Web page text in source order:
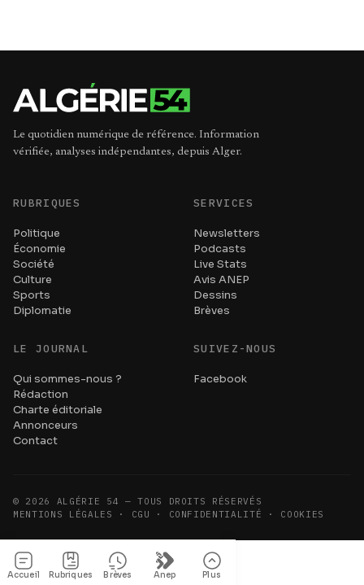
Le quotidien numérique de référence. Information
vérifiée, analyses indépendantes, depuis Alger.
RUBRIQUES
Politique
Économie
Société
Culture
Sports
Diplomatie
SERVICES
Newsletters
Podcasts
Live Stats
Avis ANEP
Dessins
Brèves
LE JOURNAL
Qui sommes-nous ?
Rédaction
Charte éditoriale
Annonceurs
Contact
SUIVEZ-NOUS
Facebook
© 2026
ALGÉRIE 54 — TOUS DROITS RÉSERVÉS
MENTIONS LÉGALES · CGU · CONFIDENTIALITÉ · COOKIES
Accueil Rubriques Brèves Anep Plus